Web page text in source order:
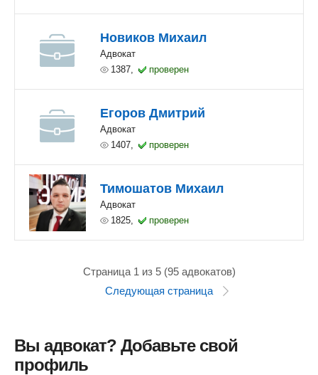
Новиков Михаил
Адвокат
1387,
проверен
Егоров Дмитрий
Адвокат
1407,
проверен
Тимошатов Михаил
Адвокат
1825,
проверен
Страница 1 из 5 (95 адвокатов)
Следующая страница
Вы адвокат? Добавьте свой
профиль